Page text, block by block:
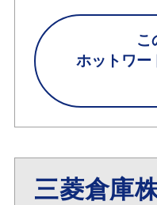
こ
ホットワー
三菱倉庫